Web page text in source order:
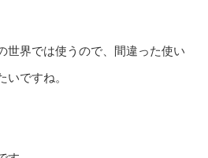
世界では使うので、間違った使い
いですね。